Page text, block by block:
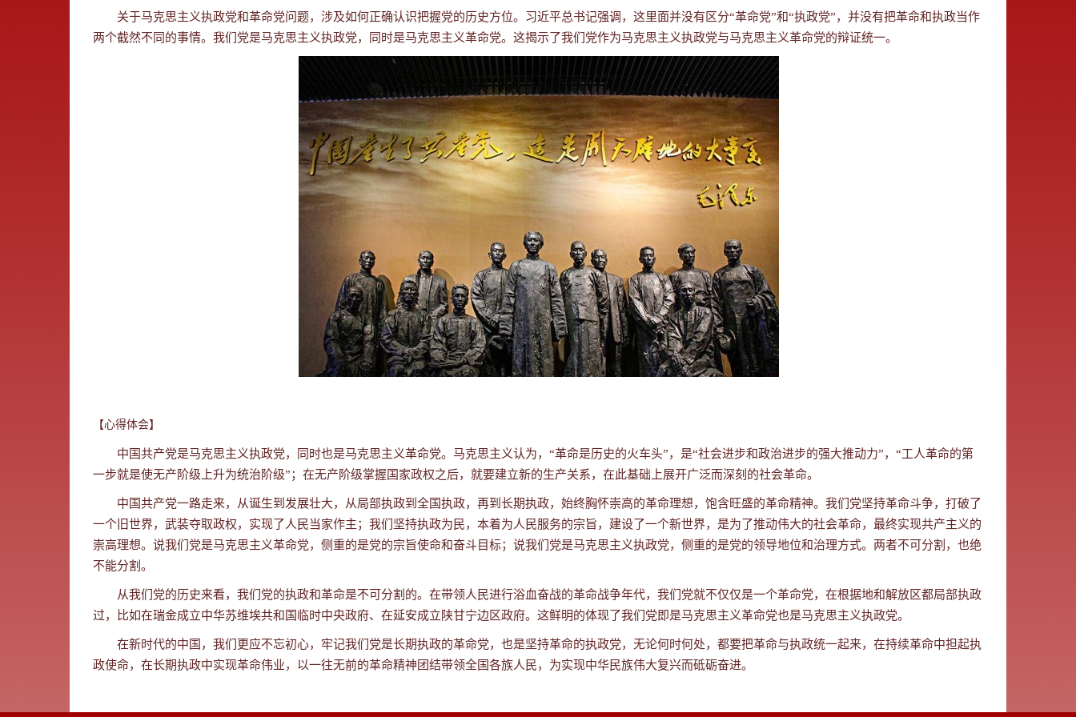
关于马克思主义执政党和革命党问题，涉及如何正确认识把握党的历史方位。习近平总书记强调，这里面并没有区分“革命党”和“执政党”，并没有把革命和执政当作
两个截然不同的事情。我们党是马克思主义执政党，同时是马克思主义革命党。这揭示了我们党作为马克思主义执政党与马克思主义革命党的辩证统一。
【心得体会】
中国共产党是马克思主义执政党，同时也是马克思主义革命党。马克思主义认为，“革命是历史的火车头”，是“社会进步和政治进步的强大推动力”，“工人革命的第
一步就是使无产阶级上升为统治阶级”；在无产阶级掌握国家政权之后，就要建立新的生产关系，在此基础上展开广泛而深刻的社会革命。
中国共产党一路走来，从诞生到发展壮大，从局部执政到全国执政，再到长期执政，始终胸怀崇高的革命理想，饱含旺盛的革命精神。我们党坚持革命斗争，打破了
一个旧世界，武装夺取政权，实现了人民当家作主；我们坚持执政为民，本着为人民服务的宗旨，建设了一个新世界，是为了推动伟大的社会革命，最终实现共产主义的
崇高理想。说我们党是马克思主义革命党，侧重的是党的宗旨使命和奋斗目标；说我们党是马克思主义执政党，侧重的是党的领导地位和治理方式。两者不可分割，也绝
不能分割。
从我们党的历史来看，我们党的执政和革命是不可分割的。在带领人民进行浴血奋战的革命战争年代，我们党就不仅仅是一个革命党，在根据地和解放区都局部执政
过，比如在瑞金成立中华苏维埃共和国临时中央政府、在延安成立陕甘宁边区政府。这鲜明的体现了我们党即是马克思主义革命党也是马克思主义执政党。
在新时代的中国，我们更应不忘初心，牢记我们党是长期执政的革命党，也是坚持革命的执政党，无论何时何处，都要把革命与执政统一起来，在持续革命中担起执
政使命，在长期执政中实现革命伟业，以一往无前的革命精神团结带领全国各族人民，为实现中华民族伟大复兴而砥砺奋进。